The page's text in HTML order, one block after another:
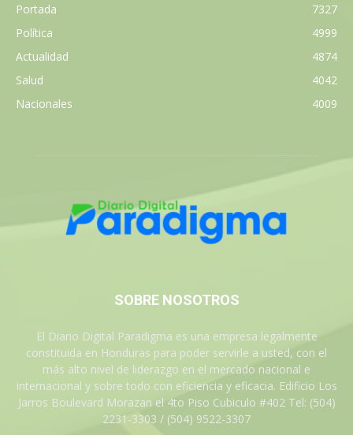
Portada
7327
Política
4999
Actualidad
4874
Salud
4042
Nacionales
4009
SOBRE NOSOTROS
El Diario Digital Paradigma es una empresa legalmente
constituida en Honduras para poder servirle a usted, con el
más alto nivel de liderazgo en el mercado nacional e
internacional y sobre todo con eficiencia y eficacia. Edificio Los
Jarros Boulevard Morazan el 4to Piso Cubiculo #402 Tel: (504)
2231-3303 / (504) 9522-3307